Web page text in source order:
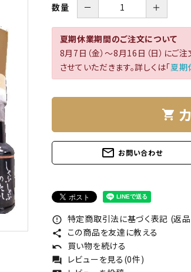
数量 － ＋
夏期休業期間のご注文について
8月7日（金）～8月16日（日）にご
させていただきます。詳しくは「夏期
shopping_cart
mail_outline お問い合わせ
error_outline 特定商取引法に基づく表記 (返
share この商品を友達に教える
undo 買い物を続ける
forum レビューを見る(0件)